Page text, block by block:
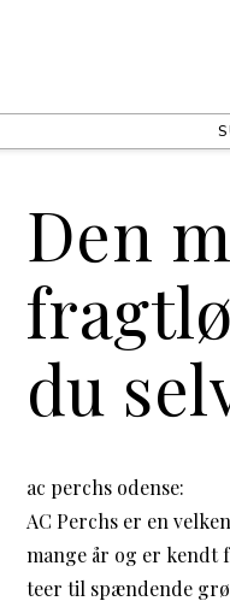
Den
du
ac perchs odense:
AC Perchs er en
mange år og er kendt
teer til spændende